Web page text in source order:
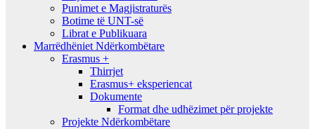
Punimet e Magjistraturës
Botime të UNT-së
Librat e Publikuara
Marrëdhëniet Ndërkombëtare
Erasmus +
Thirrjet
Erasmus+ eksperiencat
Dokumente
Format dhe udhëzimet për projekte
Projekte Ndërkombëtare